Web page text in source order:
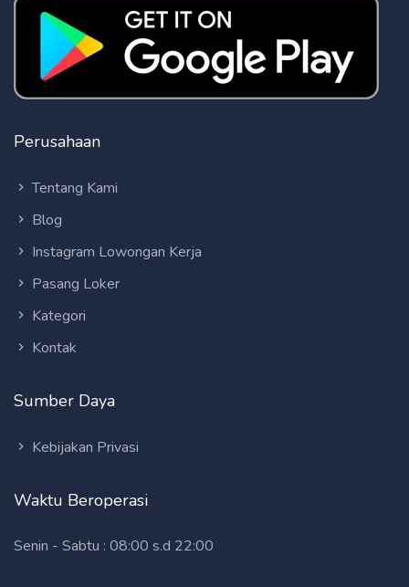
Perusahaan
Tentang Kami
Blog
Instagram Lowongan Kerja
Pasang Loker
Kategori
Kontak
Sumber Daya
Kebijakan Privasi
Waktu Beroperasi
Senin - Sabtu : 08:00 s.d 22:00